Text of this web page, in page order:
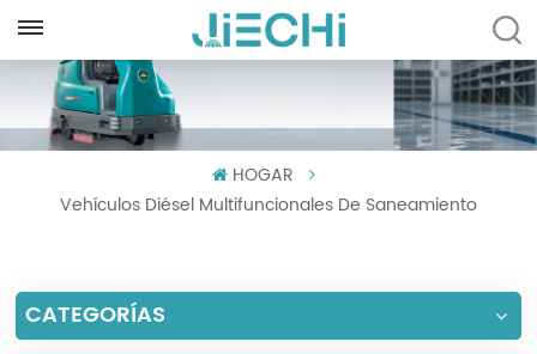
English
Español
Português
HOGAR
Vehículos Diésel Multifuncionales De Saneamiento
CATEGORÍAS